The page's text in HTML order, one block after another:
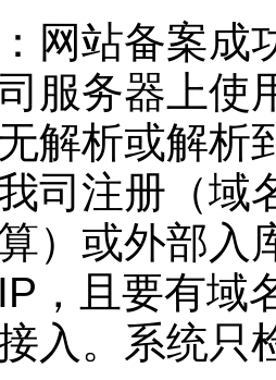
网站备案成
服务器上使
解析或解析
司注册（域
）或外部入
，且要有域
入。系统只